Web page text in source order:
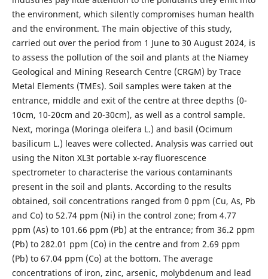
the environment, which silently compromises human health
and the environment. The main objective of this study,
carried out over the period from 1 June to 30 August 2024, is
to assess the pollution of the soil and plants at the Niamey
Geological and Mining Research Centre (CRGM) by Trace
Metal Elements (TMEs). Soil samples were taken at the
entrance, middle and exit of the centre at three depths (0-
10cm, 10-20cm and 20-30cm), as well as a control sample.
Next, moringa (Moringa oleifera L.) and basil (Ocimum
basilicum L.) leaves were collected. Analysis was carried out
using the Niton XL3t portable x-ray fluorescence
spectrometer to characterise the various contaminants
present in the soil and plants. According to the results
obtained, soil concentrations ranged from 0 ppm (Cu, As, Pb
and Co) to 52.74 ppm (Ni) in the control zone; from 4.77
ppm (As) to 101.66 ppm (Pb) at the entrance; from 36.2 ppm
(Pb) to 282.01 ppm (Co) in the centre and from 2.69 ppm
(Pb) to 67.04 ppm (Co) at the bottom. The average
concentrations of iron, zinc, arsenic, molybdenum and lead